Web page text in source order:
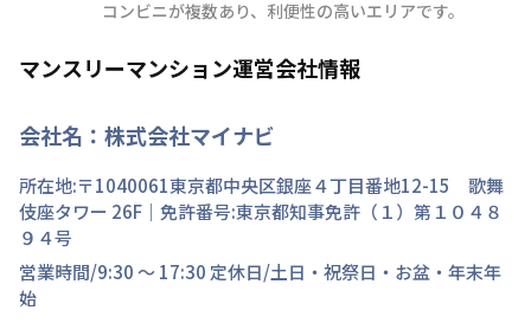
コンビニが複数あり、利便性の高いエリアです。
マンスリーマンション運営会社情報
会社名： 株式会社マイナビ
所在地:〒1040061東京都中央区銀座４丁目番地12-15 歌舞
伎座タワー 26F ｜免許番号:東京都知事免許（１）第１０４８
９４号
営業時間/9:30 ～ 17:30 定休日/土日・祝祭日・お盆・年末年
始